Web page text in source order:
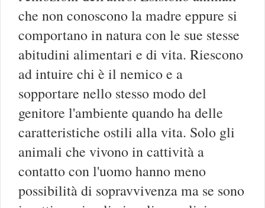
che non conoscono la madre eppure si
comportano in natura con le sue stesse
abitudini alimentari e di vita. Riescono
ad intuire chi è il nemico e a
sopportare nello stesso modo del
genitore l'ambiente quando ha delle
caratteristiche ostili alla vita. Solo gli
animali che vivono in cattività a
contatto con l'uomo hanno meno
possibilità di sopravvivenza ma se sono